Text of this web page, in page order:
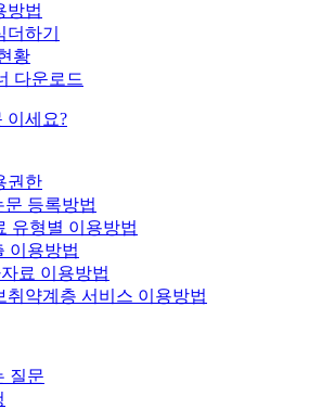
방법
더하기
황
다운로드
이세요?
권한
문 등록방법
유형별 이용방법
이용방법
료 이용방법
취약계층 서비스 이용방법
질문